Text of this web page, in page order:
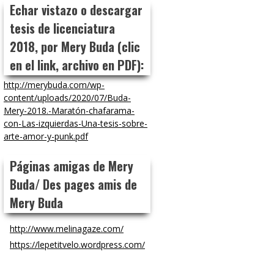
Echar vistazo o descargar
tesis de licenciatura
2018, por Mery Buda (clic
en el link, archivo en PDF):
http://merybuda.com/wp-
content/uploads/2020/07/Buda-
Mery-2018.-Maratón-chafarama-
con-Las-izquierdas-Una-tesis-sobre-
arte-amor-y-punk.pdf
Páginas amigas de Mery
Buda/ Des pages amis de
Mery Buda
http://www.melinagaze.com/
https://lepetitvelo.wordpress.com/